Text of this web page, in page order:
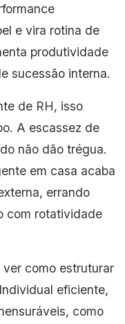
e vira rotina de
produtividade
sucessão interna.
de RH, isso
A escassez de
não dão trégua.
em casa acaba
errando
com rotatividade
como estruturar
eficiente,
como